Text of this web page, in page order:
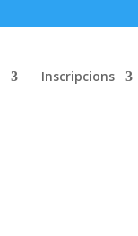
Inscripcions